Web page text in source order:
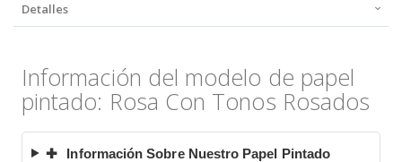
Detalles
Información del modelo de papel
pintado: Rosa Con Tonos Rosados
✚ Información Sobre Nuestro Papel Pintado